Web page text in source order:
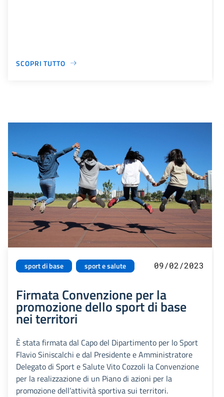
SCOPRI TUTTO
sport di base sport e salute 09/02/2023
Firmata Convenzione per la
promozione dello sport di base
nei territori
È stata firmata dal Capo del Dipartimento per lo Sport
Flavio Siniscalchi e dal Presidente e Amministratore
Delegato di Sport e Salute Vito Cozzoli la Convenzione
per la realizzazione di un Piano di azioni per la
promozione dell’attività sportiva sui territori.